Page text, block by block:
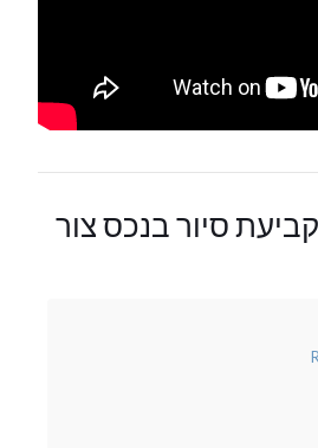
סיור בנכס צור